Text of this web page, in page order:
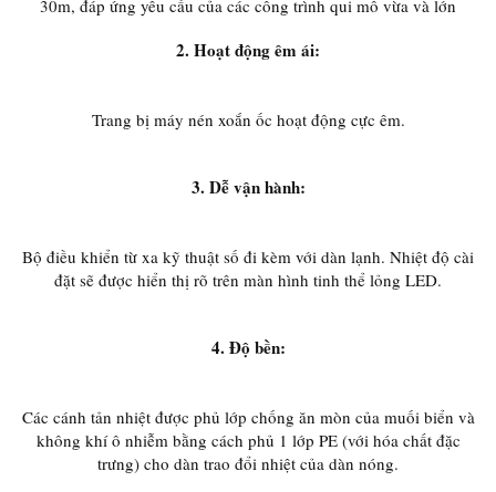
30m, đáp ứng yêu cầu của các công trình qui mô vừa và lớn
2. Hoạt động êm ái:
Trang bị máy nén xoắn ốc hoạt động cực êm.
3. Dễ vận hành:
Bộ điều khiển từ xa kỹ thuật số đi kèm với dàn lạnh. Nhiệt độ cài
đặt sẽ được hiển thị rõ trên màn hình tinh thể lỏng LED.
4. Độ bền:
Các cánh tản nhiệt được phủ lớp chống ăn mòn của muối biển và
không khí ô nhiễm bằng cách phủ 1 lớp PE (với hóa chất đặc
trưng) cho dàn trao đổi nhiệt của dàn nóng.